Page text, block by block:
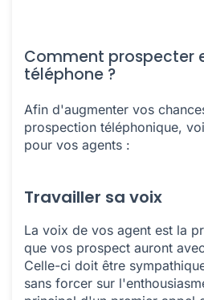
Comment prospecter
téléphone ?
Afin d'augmenter vos
prospection téléphonique,
pour vos agents :
Travailler sa voix
La voix de vos agent est la
que vos prospect auront
Celle-ci doit être
sans forcer sur